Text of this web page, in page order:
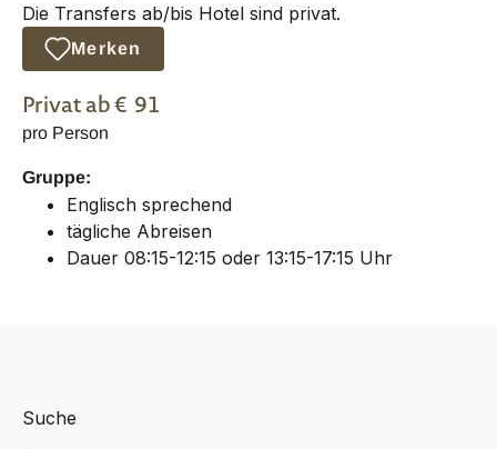
Die Transfers ab/bis Hotel sind privat.
Merken
Privatab € 91
pro Person
Gruppe:
Englisch sprechend
tägliche Abreisen
Dauer 08:15-12:15 oder 13:15-17:15 Uhr
Suche